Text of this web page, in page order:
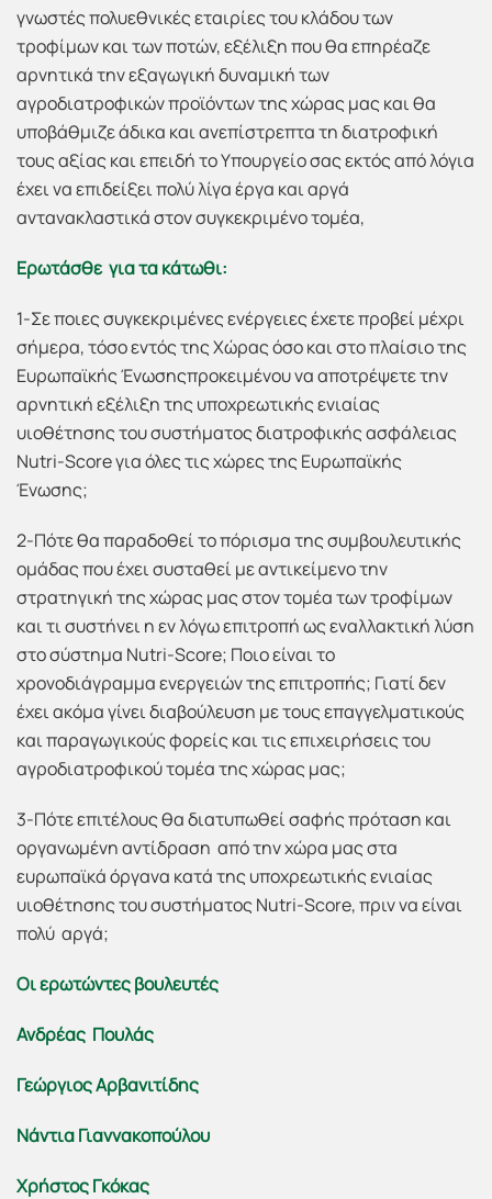
γνωστές πολυεθνικές εταιρίες του κλάδου των
τροφίμων και των ποτών, εξέλιξη που θα επηρέαζε
αρνητικά την εξαγωγική δυναμική των
αγροδιατροφικών προϊόντων της χώρας μας και θα
υποβάθμιζε άδικα και ανεπίστρεπτα τη διατροφική
τους αξίας και επειδή το Υπουργείο σας εκτός από λόγια
έχει να επιδείξει πολύ λίγα έργα και αργά
αντανακλαστικά στον συγκεκριμένο τομέα,
Ερωτάσθε για τα κάτωθι:
1-Σε ποιες συγκεκριμένες ενέργειες έχετε προβεί μέχρι
σήμερα, τόσο εντός της Χώρας όσο και στο πλαίσιο της
Ευρωπαϊκής Ένωσηςπροκειμένου να αποτρέψετε την
αρνητική εξέλιξη της υποχρεωτικής ενιαίας
υιοθέτησης του συστήματος διατροφικής ασφάλειας
Nutri-Score για όλες τις χώρες της Ευρωπαϊκής
Ένωσης;
2-Πότε θα παραδοθεί το πόρισμα της συμβουλευτικής
ομάδας που έχει συσταθεί με αντικείμενο την
στρατηγική της χώρας μας στον τομέα των τροφίμων
και τι συστήνει η εν λόγω επιτροπή ως εναλλακτική λύση
στο σύστημα Nutri-Score; Ποιο είναι το
χρονοδιάγραμμα ενεργειών της επιτροπής; Γιατί δεν
έχει ακόμα γίνει διαβούλευση με τους επαγγελματικούς
και παραγωγικούς φορείς και τις επιχειρήσεις του
αγροδιατροφικού τομέα της χώρας μας;
3-Πότε επιτέλους θα διατυπωθεί σαφής πρόταση και
οργανωμένη αντίδραση από την χώρα μας στα
ευρωπαϊκά όργανα κατά της υποχρεωτικής ενιαίας
υιοθέτησης του συστήματος Nutri-Score, πριν να είναι
πολύ αργά;
Οι ερωτώντες βουλευτές
Ανδρέας Πουλάς
Γεώργιος Αρβανιτίδης
Νάντια Γιαννακοπούλου
Χρήστος Γκόκας